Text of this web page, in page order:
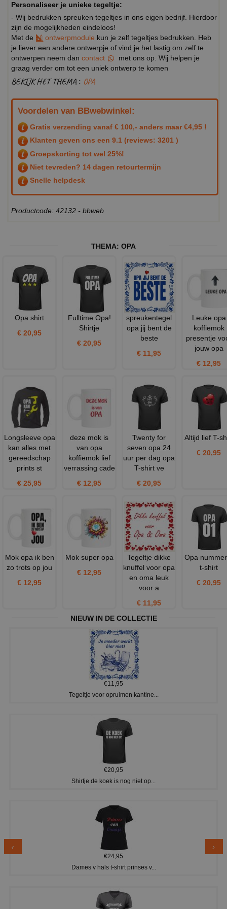
Personaliseer je unieke tegeltje:
- Wij bedrukken spreuken tegeltjes in ons eigen bedrijf. Hierdoor
zijn de mogelijkheden eindeloos!
Met de
ontwerpmodule kun je zelf tegeltjes bedrukken. Heb
je liever een andere ontwerpje of vind je het lastig om zelf te
ontwerpen neem dan contact
met ons op. Wij helpen je
graag verder om tot een uniek ontwerp te komen
BEKIJK HET THEMA : OPA
Voordelen van BBwebwinkel:
Gratis verzending vanaf € 100,- anders maar €4,95 !
Klanten geven ons een 9.1 (reviews: 3201 )
Groepskorting tot wel 25%!
Niet tevreden? 14 dagen retourtermijn
Snelle helpdesk
Productcode: 42132 - bbweb
THEMA: OPA
Opa shirt
€ 20,95
Fulltime Opa!
Shirtje
€ 20,95
spreukentegel
opa jij bent de
beste
€ 11,95
Leuke opa
koffiemok
presentje
jouw opa
€ 12,95
Longsleeve opa
kan alles met
gereedschap
prints st
€ 25,95
deze mok is
van opa
koffiemok lief
verrassing cade
€ 12,95
Twenty for
seven opa 24
uur per dag opa
T-shirt ve
€ 20,95
Altijd lief T-
€ 20,95
Mok opa ik ben
zo trots op jou
€ 12,95
Mok super opa
€ 12,95
Tegeltje dikke
knuffel voor opa
en oma leuk
voor a
€ 11,95
Opa
t-shirt
€ 20,95
NIEUW IN DE COLLECTIE
€11,95
Tegeltje voor opruimen kantine...
€20,95
Shirtje de koek is nog niet op...
€24,95
Dames v hals t-shirt prinses v...